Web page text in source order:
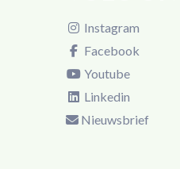
Instagram
Facebook
Youtube
Linkedin
Nieuwsbrief